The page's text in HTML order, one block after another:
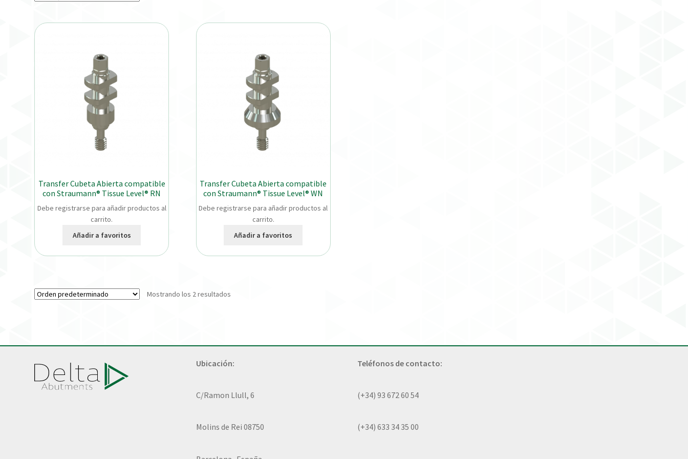
Transfer Cubeta Abierta compatible
con Straumann® Tissue Level® RN
Debe registrarse para añadir productos al
carrito.
Añadir a favoritos
Transfer Cubeta Abierta compatible
con Straumann® Tissue Level® WN
Debe registrarse para añadir productos al
carrito.
Añadir a favoritos
Mostrando los 2 resultados
Ubicación:
C/Ramon Llull, 6
Molins de Rei 08750
Teléfonos de contacto:
(+34) 93 672 60 54
(+34) 633 34 35 00